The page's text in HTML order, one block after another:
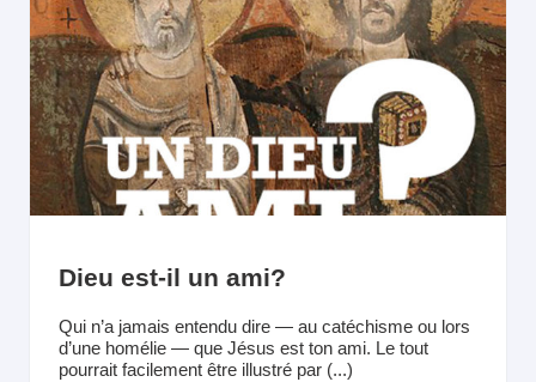
Dieu est-il un ami?
Qui n’a jamais entendu dire — au catéchisme ou lors
d’une homélie — que Jésus est ton ami. Le tout
pourrait facilement être illustré par (...)